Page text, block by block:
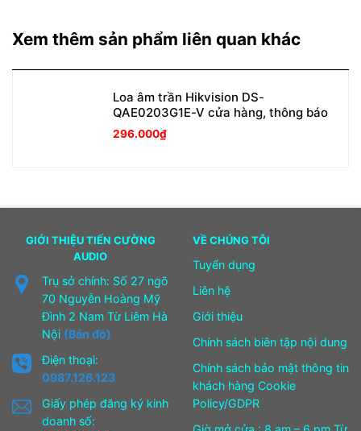
Xem thêm sản phẩm liên quan khác
Loa âm trần Hikvision DS-
QAE0203G1E-V cửa hàng, thông báo
296.000₫
GIỚI THIỆU TIẾN CƯỜNG
AUDIO
Trụ sở chính: Số 27 ngõ
70 Nguyễn Hoàng Mỹ
Đình 2 Nam Từ Liêm Hà
Nội (Bản đồ)
Điện thoại:
0987.126.123
Giấy phép đăng ký kinh
doanh số:
VỀ CHÚNG TÔI
Tuyển dụng
Liên hệ
Giới thiệu
Chính sách biên tập nội dung
Chính sách bảo mật thông tin
khách hàng Cookie
Policy/GDPR